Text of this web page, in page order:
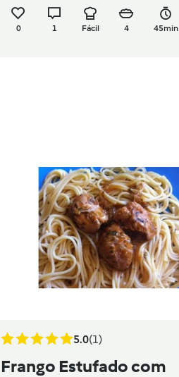
0 1 Fácil 4 45min
5.0(1)
Frango Estufado com